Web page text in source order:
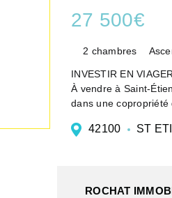
27 500€
2 chambres
INVESTIR EN
À vendre à Saint-
dans une
42100 ST
ROCHAT